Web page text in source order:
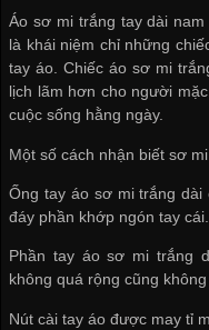
Áo sơ mi trắng tay dài
là khái niệm chỉ những
tay áo. Chiếc áo sơ mi
lịch lãm hơn cho người
cuộc sống hằng ngày.
Một số cách nhận biết sơ
Ống tay áo sơ mi trắng
đáy phần khớp ngón tay cái.
Phần tay áo sơ mi trắng
không quá rộng cũng
Nút cài tay áo được may tỉ